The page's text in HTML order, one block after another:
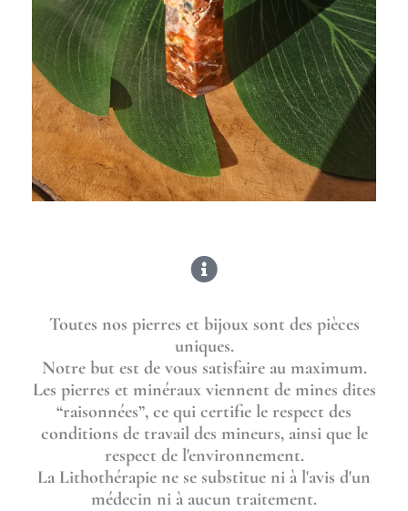
Toutes nos pierres et bijoux sont des pièces
uniques.
Notre but est de vous satisfaire au maximum.
Les pierres et minéraux viennent de mines dites
“raisonnées”, ce qui certifie le respect des
conditions de travail des mineurs, ainsi que le
respect de l'environnement.
La Lithothérapie ne se substitue ni à l'avis d'un
médecin ni à aucun traitement.